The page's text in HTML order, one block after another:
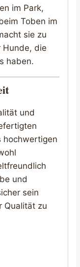
im Park,
Toben im
sie zu
Hunde, die
haben.
und
hochwertigen
und
sein
Qualität zu